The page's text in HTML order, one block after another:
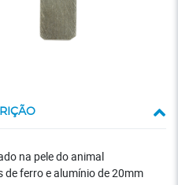
na pele do animal
ferro e alumínio de 20mm